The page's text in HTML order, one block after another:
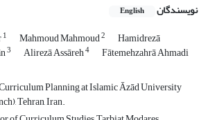
نویسندگان English
1 Mahmoud Mahmoud2 Hamidrezā
3 Alirezā Assāreh4 Fātemehzahrā Ahmadi
Planning at Islamic Āzād University
Tehran, Iran.